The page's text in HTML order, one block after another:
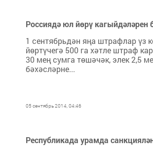
Россиядә юл йөрү кагыйдәләрен
1 сентябрьдән яңа штрафлар үз
йөртүчегә 500 га хәтле штраф
30 мең сумга төшәчәк, элек 2,5
бәхәсләрне...
05 сентябрь 2014, 04:46
Республикада урамда